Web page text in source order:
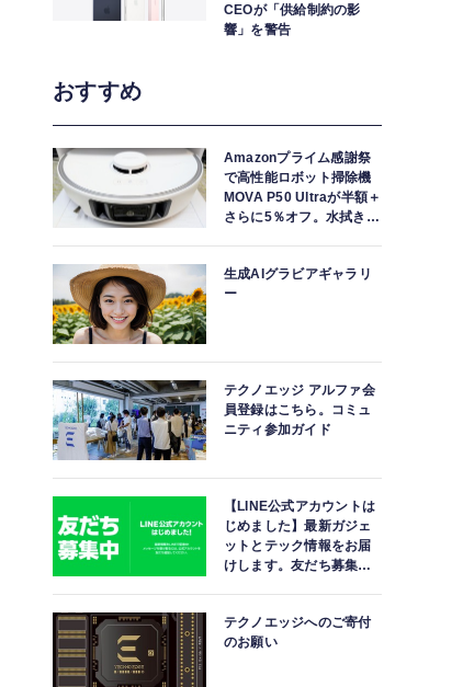
CEOが「供給制約の影
響」を警告
おすすめ
Amazonプライム感謝祭
で高性能ロボット掃除機
MOVA P50 Ultraが半額＋
さらに5％オフ。水拭きモ
生成AIグラビアギャラリ
ー
テクノエッジ アルファ会
員登録はこちら。コミュ
ニティ参加ガイド
【LINE公式アカウントは
じめました】最新ガジェ
ットとテック情報をお届
けします。友だち募集
テクノエッジへのご寄付
のお願い